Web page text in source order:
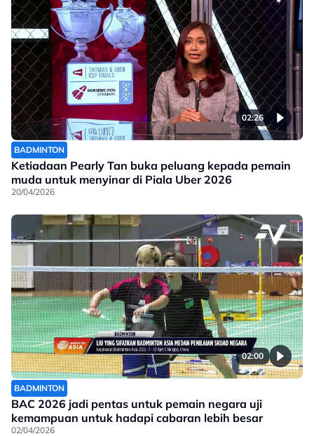
02:26
BADMINTON
Ketiadaan Pearly Tan buka peluang kepada pemain
muda untuk menyinar di Piala Uber 2026
20/04/2026
02:00
BADMINTON
BAC 2026 jadi pentas untuk pemain negara uji
kemampuan untuk hadapi cabaran lebih besar
02/04/2026